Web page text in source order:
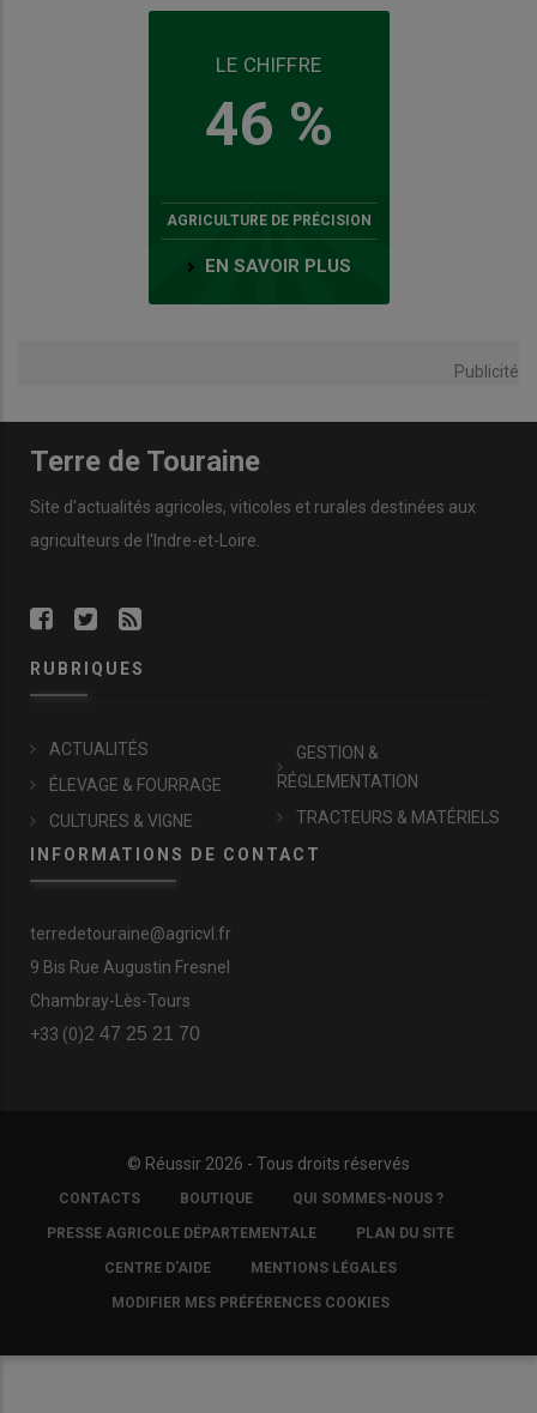
LE CHIFFRE
46 %
AGRICULTURE DE PRÉCISION
EN SAVOIR PLUS
Publicité
Terre de Touraine
Site d'actualités agricoles, viticoles et rurales destinées aux
agriculteurs de l'Indre-et-Loire.
RUBRIQUES
ACTUALITÉS
ÉLEVAGE & FOURRAGE
CULTURES & VIGNE
GESTION &
RÉGLEMENTATION
TRACTEURS & MATÉRIELS
INFORMATIONS DE CONTACT
terredetouraine@agricvl.fr
9 Bis Rue Augustin Fresnel
Chambray-Lès-Tours
+33 (0)2 47 25 21 70
© Réussir 2026 - Tous droits réservés
FOOTER
COPYRIGHT
CONTACTS BOUTIQUE QUI SOMMES-NOUS ?
PRESSE AGRICOLE DÉPARTEMENTALE PLAN DU SITE
CENTRE D'AIDE MENTIONS LÉGALES
MODIFIER MES PRÉFÉRENCES COOKIES